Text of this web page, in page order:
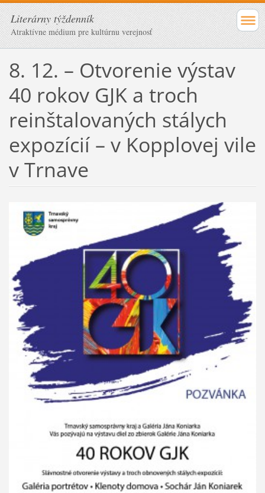
Literárny týždenník
Atraktívne médium pre kultúrnu verejnosť
8. 12. – Otvorenie výstav
40 rokov GJK a troch
reinštalovaných stálych
expozícií – v Kopplovej vile
v Trnave